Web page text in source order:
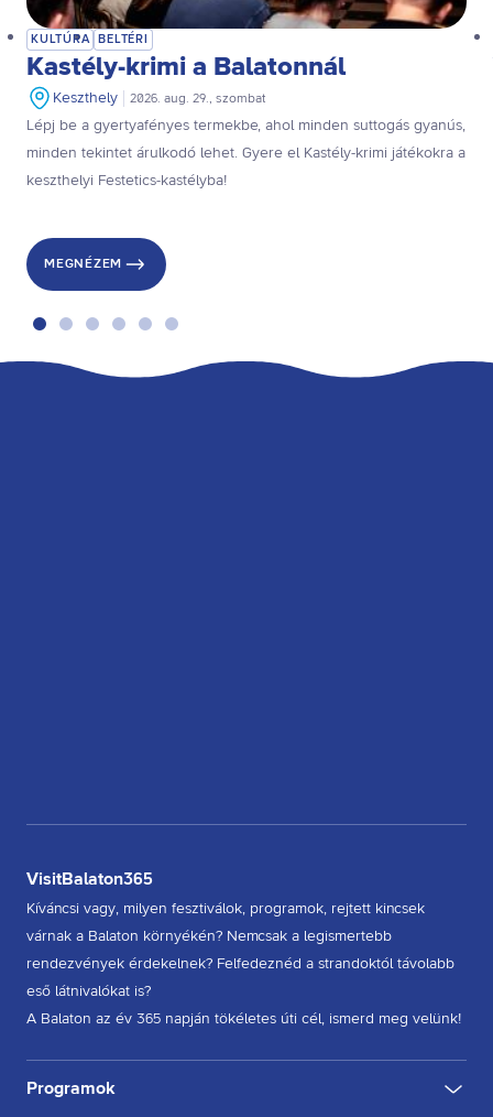
KULTÚRA BELTÉRI
Kastély-krimi a Balatonnál
Keszthely 2026. aug. 29., szombat
Lépj be a gyertyafényes termekbe, ahol minden suttogás gyanús,
minden tekintet árulkodó lehet. Gyere el Kastély-krimi játékokra a
keszthelyi Festetics-kastélyba!
MEGNÉZEM
VisitBalaton365
Kíváncsi vagy, milyen fesztiválok, programok, rejtett kincsek
várnak a Balaton környékén? Nemcsak a legismertebb
rendezvények érdekelnek? Felfedeznéd a strandoktól távolabb
eső látnivalókat is?
A Balaton az év 365 napján tökéletes úti cél, ismerd meg velünk!
Programok